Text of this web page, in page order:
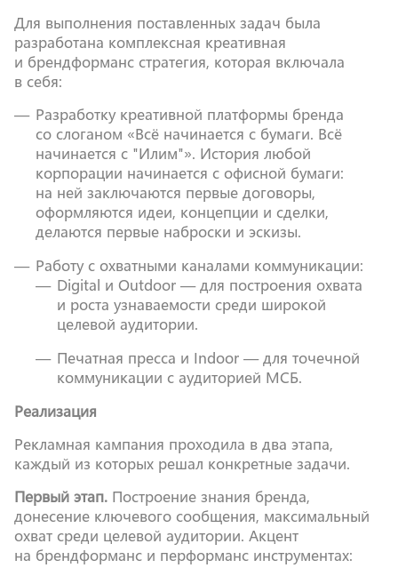
Для выполнения поставленных задач была
разработана комплексная креативная
и брендформанс стратегия, которая включала
в себя:
Разработку креативной платформы бренда
со слоганом «Всё начинается с бумаги. Всё
начинается с "Илим"». История любой
корпорации начинается с офисной бумаги:
на ней заключаются первые договоры,
оформляются идеи, концепции и сделки,
делаются первые наброски и эскизы.
Работу с охватными каналами коммуникации:
Digital и Outdoor — для построения охвата
и роста узнаваемости среди широкой
целевой аудитории.
Печатная пресса и Indoor — для точечной
коммуникации с аудиторией МСБ.
Реализация
Рекламная кампания проходила в два этапа,
каждый из которых решал конкретные задачи.
Первый этап. Построение знания бренда,
донесение ключевого сообщения, максимальный
охват среди целевой аудитории. Акцент
на брендформанс и перформанс инструментах: